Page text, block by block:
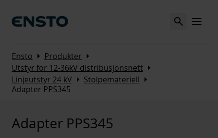
Search MENU
Ensto Arrow_right Produkter Arrow_right
Utstyr for 12-36kV distribusjonsnett Arrow_right
Linjeutstyr 24 kV Arrow_right Stolpemateriell Arrow_right
Adapter PPS345
Adapter PPS345